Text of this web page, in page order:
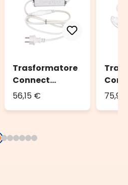
Trasformatore
Connect
ProLine 36V, 36
56,15 €